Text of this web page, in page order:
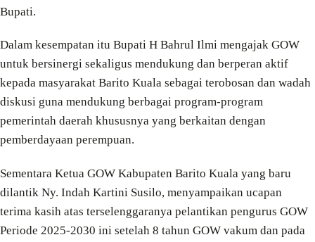
Bupati.
Dalam kesempatan itu Bupati H Bahrul Ilmi mengajak GOW
untuk bersinergi sekaligus mendukung dan berperan aktif
kepada masyarakat Barito Kuala sebagai terobosan dan wadah
diskusi guna mendukung berbagai program-program
pemerintah daerah khususnya yang berkaitan dengan
pemberdayaan perempuan.
Sementara Ketua GOW Kabupaten Barito Kuala yang baru
dilantik Ny. Indah Kartini Susilo, menyampaikan ucapan
terima kasih atas terselenggaranya pelantikan pengurus GOW
Periode 2025-2030 ini setelah 8 tahun GOW vakum dan pada